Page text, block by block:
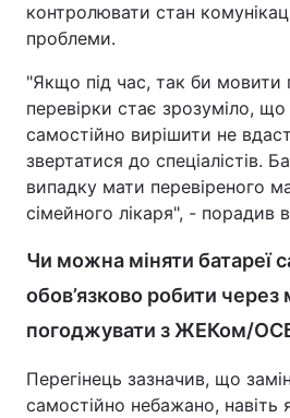
контролювати стан
проблеми.
"Якщо під час, так би мовити
перевірки стає зрозуміло,
самостійно вирішити не
звертатися до спеціалістів.
випадку мати перевіреного
сімейного лікаря", - порадив
Чи можна міняти батареї
обов’язково робити через
погоджувати з ЖЕКом/
Перегінець зазначив, що
самостійно небажано,